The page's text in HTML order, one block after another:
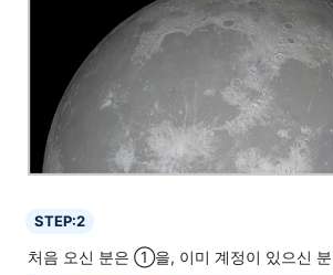
STEP:2
처음 오신 분은 ①을, 이미 계정이 있으신